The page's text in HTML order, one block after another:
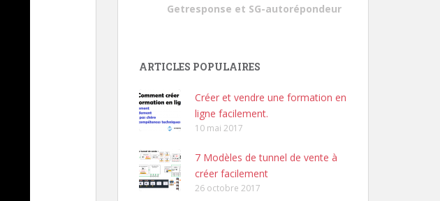
Getresponse et SG-autorépondeur
ARTICLES POPULAIRES
Créer et vendre une formation en
ligne facilement.
10 mai 2017
7 Modèles de tunnel de vente à
créer facilement
26 octobre 2017